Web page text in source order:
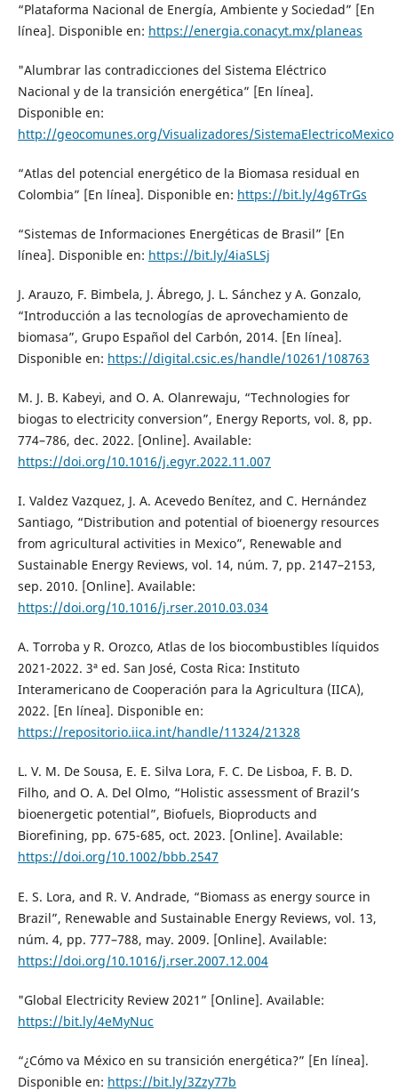
“Plataforma Nacional de Energía, Ambiente y Sociedad” [En
línea]. Disponible en: https://energia.conacyt.mx/planeas
"Alumbrar las contradicciones del Sistema Eléctrico
Nacional y de la transición energética” [En línea].
Disponible en:
http://geocomunes.org/Visualizadores/SistemaElectricoMexico
“Atlas del potencial energético de la Biomasa residual en
Colombia” [En línea]. Disponible en: https://bit.ly/4g6TrGs
“Sistemas de Informaciones Energéticas de Brasil” [En
línea]. Disponible en: https://bit.ly/4iaSLSj
J. Arauzo, F. Bimbela, J. Ábrego, J. L. Sánchez y A. Gonzalo,
“Introducción a las tecnologías de aprovechamiento de
biomasa”, Grupo Español del Carbón, 2014. [En línea].
Disponible en: https://digital.csic.es/handle/10261/108763
M. J. B. Kabeyi, and O. A. Olanrewaju, “Technologies for
biogas to electricity conversion”, Energy Reports, vol. 8, pp.
774–786, dec. 2022. [Online]. Available:
https://doi.org/10.1016/j.egyr.2022.11.007
I. Valdez Vazquez, J. A. Acevedo Benítez, and C. Hernández
Santiago, “Distribution and potential of bioenergy resources
from agricultural activities in Mexico”, Renewable and
Sustainable Energy Reviews, vol. 14, núm. 7, pp. 2147–2153,
sep. 2010. [Online]. Available:
https://doi.org/10.1016/j.rser.2010.03.034
A. Torroba y R. Orozco, Atlas de los biocombustibles líquidos
2021-2022. 3ª ed. San José, Costa Rica: Instituto
Interamericano de Cooperación para la Agricultura (IICA),
2022. [En línea]. Disponible en:
https://repositorio.iica.int/handle/11324/21328
L. V. M. De Sousa, E. E. Silva Lora, F. C. De Lisboa, F. B. D.
Filho, and O. A. Del Olmo, “Holistic assessment of Brazil’s
bioenergetic potential”, Biofuels, Bioproducts and
Biorefining, pp. 675-685, oct. 2023. [Online]. Available:
https://doi.org/10.1002/bbb.2547
E. S. Lora, and R. V. Andrade, “Biomass as energy source in
Brazil”, Renewable and Sustainable Energy Reviews, vol. 13,
núm. 4, pp. 777–788, may. 2009. [Online]. Available:
https://doi.org/10.1016/j.rser.2007.12.004
"Global Electricity Review 2021” [Online]. Available:
https://bit.ly/4eMyNuc
“¿Cómo va México en su transición energética?” [En línea].
Disponible en: https://bit.ly/3Zzy77b